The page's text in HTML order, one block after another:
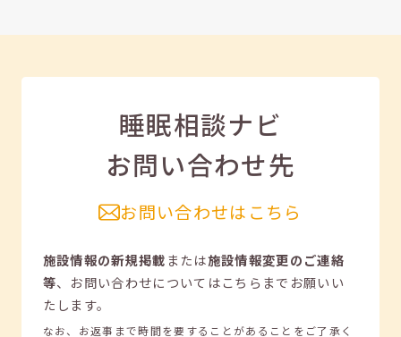
睡眠相談ナビ
お問い合わせ先
お問い合わせはこちら
施設情報の新規掲載または施設情報変更のご連絡
等、 お問い合わせについてはこちらまでお願いい
たします。
なお、お返事まで時間を要することがあることをご了承く